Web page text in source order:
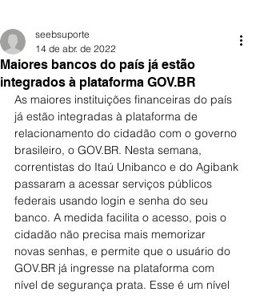
Maiores bancos do país já estão
integrados à plataforma GOV.BR
seebsuporte
14 de abr. de 2022
As maiores instituições financeiras do país
já estão integradas à plataforma de
relacionamento do cidadão com o governo
brasileiro, o GOV.BR. Nesta semana,
correntistas do Itaú Unibanco e do Agibank
passaram a acessar serviços públicos
federais usando login e senha do seu
banco. A medida facilita o acesso, pois o
cidadão não precisa mais memorizar
novas senhas, e permite que o usuário do
GOV.BR já ingresse na plataforma com
nível de segurança prata. Esse é um nível